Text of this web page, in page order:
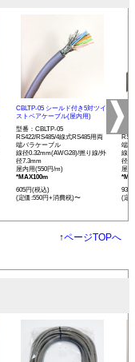
CBLTP-05 シールド付き5対ツイ
ストペアケーブル(屋内用)
型番：CBLTP-05
RS422/RS485/4線式RS485用両
端バラケーブル
線径0.32mm(AWG28)/撚り線/外
径7.3mm
屋内用(550円/m)
*MAX100m
605円(税込)
(定価:550円+消費税)〜
イ
端
線
径
屋
935
(定
↑ページTOPへ